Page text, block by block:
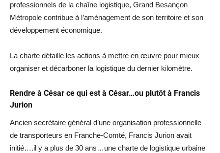
professionnels de la chaîne logistique, Grand Besançon
Métropole contribue à l’aménagement de son territoire et son
développement économique.
La charte détaille les actions à mettre en œuvre pour mieux
organiser et décarboner la logistique du dernier kilomètre.
Rendre à César ce qui est à César…ou plutôt à Francis
Jurion
Ancien secrétaire général d’une organisation professionnelle
de transporteurs en Franche-Comté, Francis Jurion avait
initié….il y a plus de 30 ans…une charte de logistique urbaine